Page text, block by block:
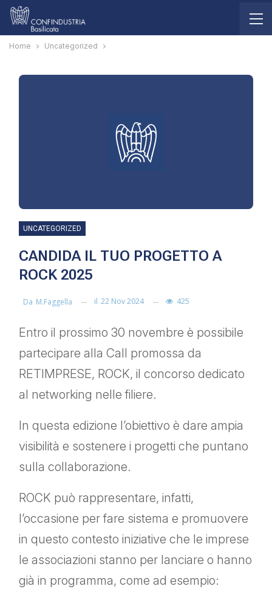
Home Uncategorized
UNCATEGORIZED
CANDIDA IL TUO PROGETTO A
ROCK 2025
Da M.faggella il 22 Nov 2024 425
Entro il prossimo 30 novembre è possibile
partecipare alla Call promossa da
RETIMPRESE, ROCK, il concorso dedicato
al networking nelle filiere.
In questa edizione l’obiettivo è dare ampia
visibilità e sostenere i progetti che puntano
sulla collaborazione.
ROCK può rappresentare, infatti,
l’occasione per fare sistema e promuovere
in questo contesto iniziative che le imprese
le associazioni stanno per lanciare o hanno
già in programma, come ad esempio: